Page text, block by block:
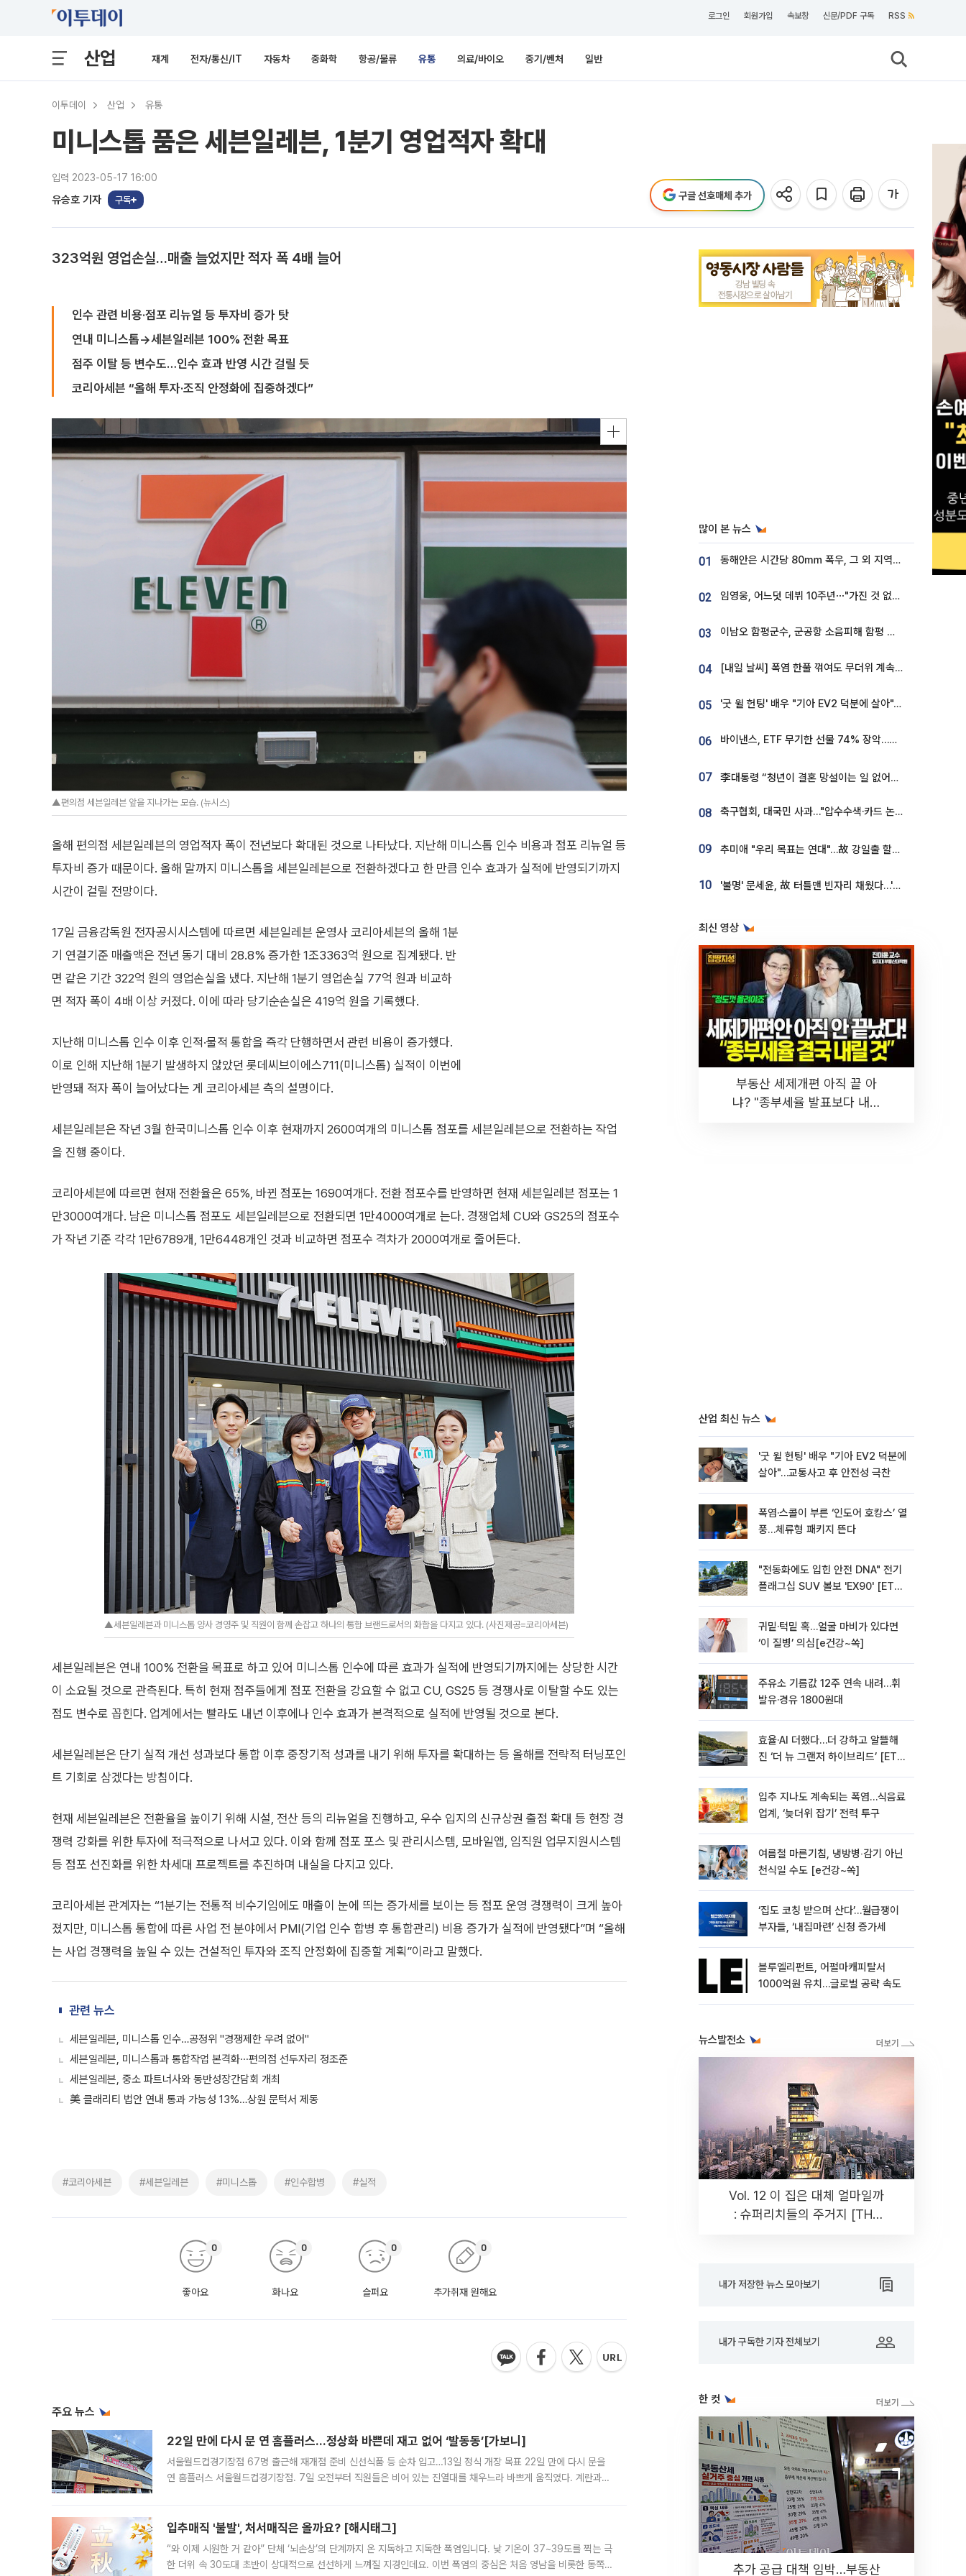
로그인 회원가입 속보창 신문/PDF 구독 RSS
산업 재계 전자/통신/IT 자동차 중화학 항공/물류 유통 의료/바이오 중기/벤처 일반
이투데이 산업 유통
미니스톱 품은 세븐일레븐, 1분기 영업적자 확대
입력 2023-05-17 16:00
유승호 기자 구독 구글 선호매체 추가
323억원 영업손실…매출 늘었지만 적자 폭 4배 늘어
인수 관련 비용·점포 리뉴얼 등 투자비 증가 탓
연내 미니스톱→세븐일레븐 100% 전환 목표
점주 이탈 등 변수도…인수 효과 반영 시간 걸릴 듯
코리아세븐 “올해 투자·조직 안정화에 집중하겠다”
▲편의점 세븐일레븐 앞을 지나가는 모습. (뉴시스)
올해 편의점 세븐일레븐의 영업적자 폭이 전년보다 확대된 것으로 나타났다. 지난해 미니스톱 인수 비용과 점포 리뉴얼 등
투자비 증가 때문이다. 올해 말까지 미니스톱을 세븐일레븐으로 전환하겠다고 한 만큼 인수 효과가 실적에 반영되기까지
시간이 걸릴 전망이다.
17일 금융감독원 전자공시시스템에 따르면 세븐일레븐 운영사 코리아세븐의 올해 1분
기 연결기준 매출액은 전년 동기 대비 28.8% 증가한 1조3363억 원으로 집계됐다. 반
면 같은 기간 322억 원의 영업손실을 냈다. 지난해 1분기 영업손실 77억 원과 비교하
면 적자 폭이 4배 이상 커졌다. 이에 따라 당기순손실은 419억 원을 기록했다.
지난해 미니스톱 인수 이후 인적·물적 통합을 즉각 단행하면서 관련 비용이 증가했다.
이로 인해 지난해 1분기 발생하지 않았던 롯데씨브이에스711(미니스톱) 실적이 이번에
반영돼 적자 폭이 늘어났다는 게 코리아세븐 측의 설명이다.
세븐일레븐은 작년 3월 한국미니스톱 인수 이후 현재까지 2600여개의 미니스톱 점포를 세븐일레븐으로 전환하는 작업
을 진행 중이다.
코리아세븐에 따르면 현재 전환율은 65%, 바뀐 점포는 1690여개다. 전환 점포수를 반영하면 현재 세븐일레븐 점포는 1
만3000여개다. 남은 미니스톱 점포도 세븐일레븐으로 전환되면 1만4000여개로 는다. 경쟁업체 CU와 GS25의 점포수
가 작년 기준 각각 1만6789개, 1만6448개인 것과 비교하면 점포수 격차가 2000여개로 줄어든다.
▲세븐일레븐과 미니스톱 양사 경영주 및 직원이 함께 손잡고 하나의 통합 브랜드로서의 화합을 다지고 있다. (사진제공=코리아세븐)
세븐일레븐은 연내 100% 전환을 목표로 하고 있어 미니스톱 인수에 따른 효과가 실적에 반영되기까지에는 상당한 시간
이 소요될 것으로 관측된다. 특히 현재 점주들에게 점포 전환을 강요할 수 없고 CU, GS25 등 경쟁사로 이탈할 수도 있는
점도 변수로 꼽힌다. 업계에서는 빨라도 내년 이후에나 인수 효과가 본격적으로 실적에 반영될 것으로 본다.
세븐일레븐은 단기 실적 개선 성과보다 통합 이후 중장기적 성과를 내기 위해 투자를 확대하는 등 올해를 전략적 터닝포인
트 기회로 삼겠다는 방침이다.
현재 세븐일레븐은 전환율을 높이기 위해 시설, 전산 등의 리뉴얼을 진행하고, 우수 입지의 신규상권 출점 확대 등 현장 경
쟁력 강화를 위한 투자에 적극적으로 나서고 있다. 이와 함께 점포 포스 및 관리시스템, 모바일앱, 임직원 업무지원시스템
등 점포 선진화를 위한 차세대 프로젝트를 추진하며 내실을 다지고 있다.
코리아세븐 관계자는 “1분기는 전통적 비수기임에도 매출이 눈에 띄는 증가세를 보이는 등 점포 운영 경쟁력이 크게 높아
졌지만, 미니스톱 통합에 따른 사업 전 분야에서 PMI(기업 인수 합병 후 통합관리) 비용 증가가 실적에 반영됐다”며 “올해
는 사업 경쟁력을 높일 수 있는 건설적인 투자와 조직 안정화에 집중할 계획”이라고 말했다.
관련 뉴스
세븐일레븐, 미니스톱 인수…공정위 "경쟁제한 우려 없어"
세븐일레븐, 미니스톱과 통합작업 본격화···편의점 선두자리 정조준
세븐일레븐, 중소 파트너사와 동반성장간담회 개최
美 클래리티 법안 연내 통과 가능성 13%…상원 문턱서 제동
#코리아세븐 #세븐일레븐 #미니스톱 #인수합병 #실적
좋아요
0
화나요
0
슬퍼요
0
추가취재 원해요
0
주요 뉴스
22일 만에 다시 문 연 홈플러스…정상화 바쁜데 재고 없어 ‘발동동’[가보니]
서울월드컵경기장점 67명 출근해 재개점 준비 신선식품 등 순차 입고…13일 정식 개장 목표 22일 만에 다시 문을
연 홈플러스 서울월드컵경기장점. 7일 오전부터 직원들은 비어 있는 진열대를 채우느라 바쁘게 움직였다. 계란과
입추매직 '불발', 처서매직은 올까요? [해시태그]
“와 이제 시원한 거 같아” 단체 ‘뇌손상’의 단계까지 온 지독하고 지독한 폭염입니다. 낮 기온이 37~39도를 찍는 극
한 더위 속 30도대 초반이 상대적으로 선선하게 느껴질 지경인데요. 이번 폭염의 중심은 처음 영남을 비롯한 동쪽
많이 본 뉴스
01 동해안은 시간당 80㎜ 폭우, 그 외 지역은 폭염…‘극과 극 날씨’
02 임영웅, 어느덧 데뷔 10주년⋯"가진 것 없던 시절, 내 앞엔 20명의 팬뿐"
03 이남오 함평군수, 군공항 소음피해 함평 보상 요구
04 [내일 날씨] 폭염 한풀 꺾여도 무더위 계속⋯동해안 이틀 연속 비
05 '굿 윌 헌팅' 배우 "기아 EV2 덕분에 살아"…교통사고 후 안전성 극찬
06 바이낸스, ETF 무기한 선물 74% 장악…한국 레버리지 ETF 거래 급증 [e가상자산]
07 李대통령 “청년이 결혼 망설이는 일 없어야...제도상 불이익 조사”
08 축구협회, 대국민 사과…"압수수색·카드 논란 사죄, 강도 높은 쇄신"
09 추미애 "우리 목표는 연대"…故 강일출 할머니 흉상 제막
10 '불명' 문세윤, 故 터틀맨 빈자리 채웠다…'거북이' 눈물의 최종 우승
최신 영상
부동산 세제개편 아직 끝 아
냐? "종부세율 발표보다 내릴
산업 최신 뉴스
'굿 윌 헌팅' 배우 "기아 EV2 덕분에
살아"…교통사고 후 안전성 극찬
폭염·스콜이 부른 ‘인도어 호캉스’ 열
풍…체류형 패키지 뜬다
"전동화에도 입힌 안전 DNA" 전기
플래그십 SUV 볼보 'EX90' [ET의
귀밑·턱밑 혹…얼굴 마비가 있다면
‘이 질병’ 의심[e건강~쏙]
주유소 기름값 12주 연속 내려…휘
발유·경유 1800원대
효율·AI 더했다…더 강하고 알뜰해
진 ‘더 뉴 그랜저 하이브리드’ [ET의
입추 지나도 계속되는 폭염…식음료
업계, ‘늦더위 잡기’ 전력 투구
여름철 마른기침, 냉방병‧감기 아닌
천식일 수도 [e건강~쏙]
‘집도 코칭 받으며 산다’…월급쟁이
부자들, ‘내집마련’ 신청 증가세
블루엘리펀트, 어펄마캐피탈서
1000억원 유치…글로벌 공략 속도
뉴스발전소
Vol. 12 이 집은 대체 얼마일까
: 슈퍼리치들의 주거지 [THE
내가 저장한 뉴스 모아보기
내가 구독한 기자 전체보기
한 컷
추가 공급 대책 임박…부동산